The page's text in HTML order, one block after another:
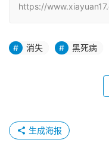
https://
消失 黑死病
生成海报